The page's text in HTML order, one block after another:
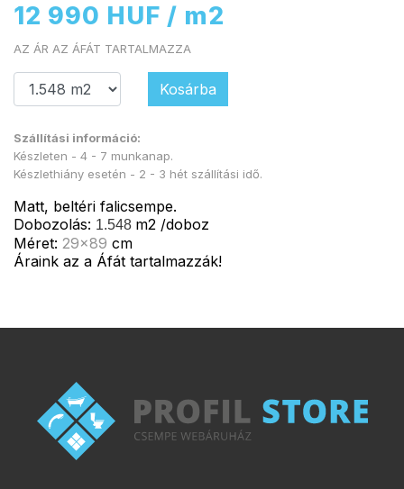
12 990 HUF / m2
AZ ÁR AZ ÁFÁT TARTALMAZZA
Kosárba
Szállítási információ:
Készleten - 4 - 7 munkanap.
Készlethiány esetén - 2 - 3 hét szállítási idő.
Matt, beltéri falicsempe.
Dobozolás: 1.548 m2 /doboz
Méret: 29x89 cm
Áraink az a Áfát tartalmazzák!